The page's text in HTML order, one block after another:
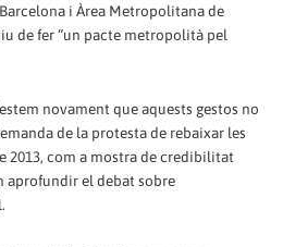
i Àrea Metropolitana de
de fer “un pacte metropolità pel
novament que aquests gestos no
de la protesta de rebaixar les
2013, com a mostra de credibilitat
aprofundir el debat sobre